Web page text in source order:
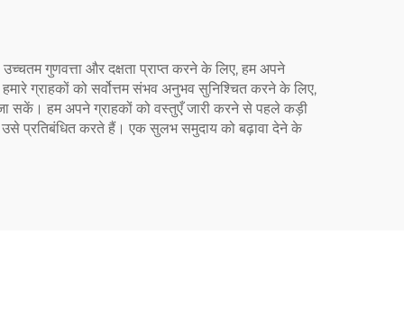
गुणवत्ता और दक्षता प्राप्त करने के लिए, हम अपने
ग्राहकों को सर्वोत्तम संभव अनुभव सुनिश्चित करने के लिए,
जा सकें। हम अपने ग्राहकों को वस्तुएँ जारी करने से पहले कड़ी
उसे प्रतिबंधित करते हैं। एक सुलभ समुदाय को बढ़ावा देने के